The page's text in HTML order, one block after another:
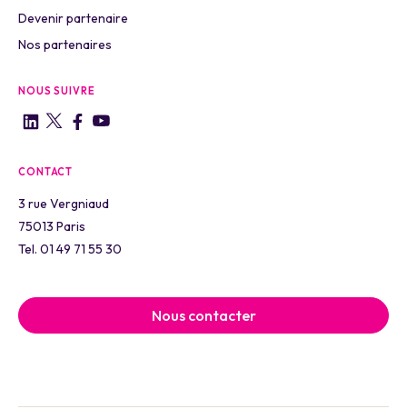
Devenir partenaire
Nos partenaires
NOUS SUIVRE
CONTACT
3 rue Vergniaud
75013 Paris
Tel. 01 49 71 55 30
Nous contacter